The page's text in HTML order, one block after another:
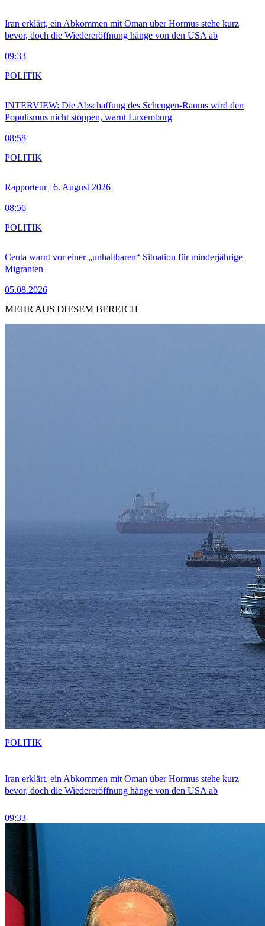
Iran erklärt, ein Abkommen mit Oman über Hormus stehe kurz
bevor, doch die Wiedereröffnung hänge von den USA ab
09:33
INTERVIEW: Die Abschaffung des Schengen-Raums wird den
Populismus nicht stoppen, warnt Luxemburg
08:58
POLITIK
Rapporteur | 6. August 2026
08:56
POLITIK
Ceuta warnt vor einer „unhaltbaren“ Situation für minderjährige
Migranten
05.08.2026
POLITIK
MEHR AUS DIESEM BEREICH
Iran erklärt, ein Abkommen mit Oman über Hormus stehe kurz
bevor, doch die Wiedereröffnung hänge von den USA ab
09:33
POLITIK